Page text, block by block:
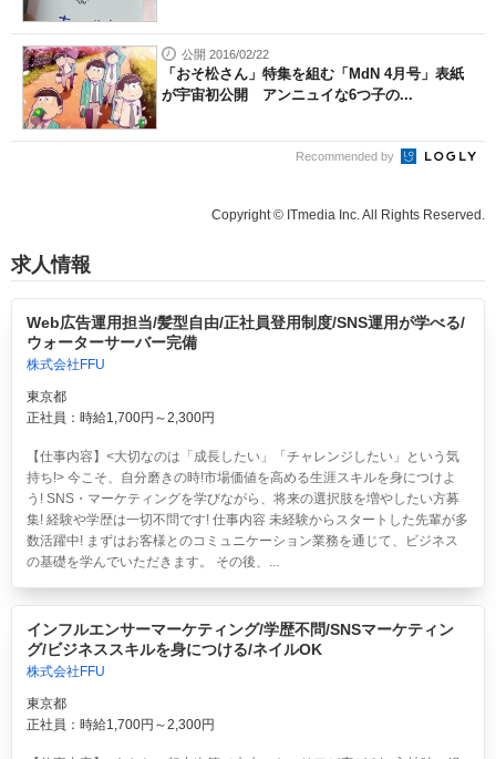
公開 2016/02/22
「おそ松さん」特集を組む「MdN 4月号」表紙
が宇宙初公開 アンニュイな6つ子の...
Recommended by
Copyright © ITmedia Inc. All Rights Reserved.
求人情報
Web広告運用担当/髪型自由/正社員登用制度/SNS運用が学べる/
ウォーターサーバー完備
株式会社FFU
東京都
正社員：時給1,700円～2,300円
【仕事内容】<大切なのは「成長したい」「チャレンジしたい」という気
持ち!> 今こそ、自分磨きの時!市場価値を高める生涯スキルを身につけよ
う! SNS・マーケティングを学びながら、将来の選択肢を増やしたい方募
集! 経験や学歴は一切不問です! 仕事内容 未経験からスタートした先輩が多
数活躍中! まずはお客様とのコミュニケーション業務を通じて、ビジネス
の基礎を学んでいただきます。 その後、...
インフルエンサーマーケティング/学歴不問/SNSマーケティン
グ/ビジネススキルを身につける/ネイルOK
株式会社FFU
東京都
正社員：時給1,700円～2,300円